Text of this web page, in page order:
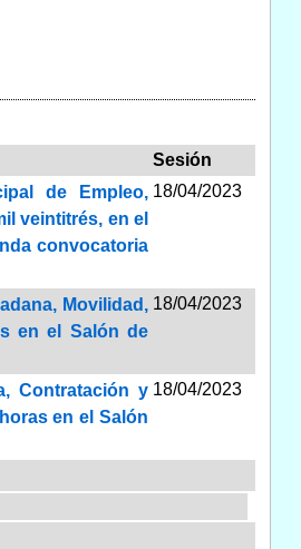
Sesión
de Empleo,
veintitrés, en el
convocatoria
18/04/2023
Movilidad,
en el Salón de
18/04/2023
Contratación y
en el Salón
18/04/2023